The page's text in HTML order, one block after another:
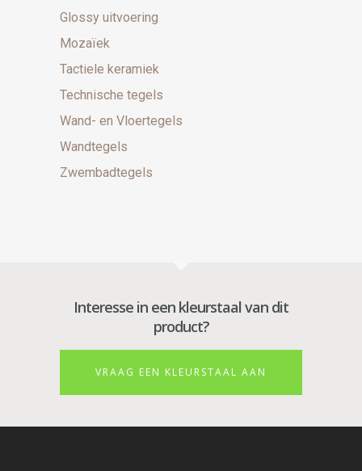
Glossy uitvoering
Mozaïek
Tactiele keramiek
Technische tegels
Wand- en Vloertegels
Wandtegels
Zwembadtegels
Interesse in een kleurstaal van dit
product?
VRAAG EEN KLEURSTAAL AAN